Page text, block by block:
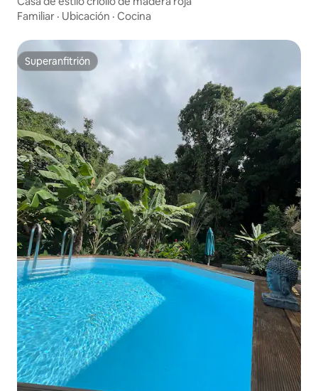
Familiar · Ubicación · Cocina
Superanfitrión
Superanfitrión